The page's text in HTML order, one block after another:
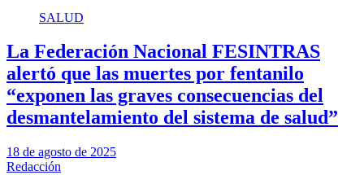
SALUD
La Federación Nacional FESINTRAS
alertó que las muertes por fentanilo
“exponen las graves consecuencias del
desmantelamiento del sistema de salud”
18 de agosto de 2025
Redacción